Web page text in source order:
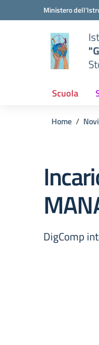
Vai ai contenuti
Vai al menu di navigazione
Ministero
Scuola
Home
DigComp